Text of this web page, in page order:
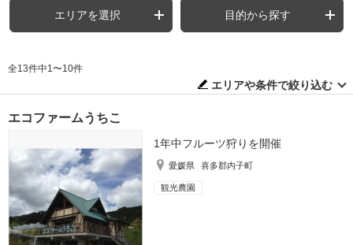
エリアを選択 目的から探す
全13件中1〜10件
エリアや条件で絞り込む
エコファームうちこ
1年中フルーツ狩りを開催
愛媛県 喜多郡内子町
観光農園